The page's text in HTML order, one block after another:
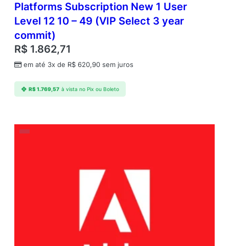
Platforms Subscription New 1 User
Level 12 10 – 49 (VIP Select 3 year
commit)
R$ 1.862,71
em até 3x de R$ 620,90 sem juros
R$1.769,57 à vista no Pix ou Boleto